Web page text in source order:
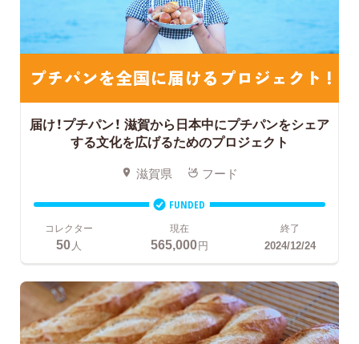
届け！プチパン！ 滋賀から日本中にプチパンをシェア
する文化を広げるためのプロジェクト
滋賀県 フード
FUNDED
コレクター
50人
現在
565,000円
終了
2024/12/24